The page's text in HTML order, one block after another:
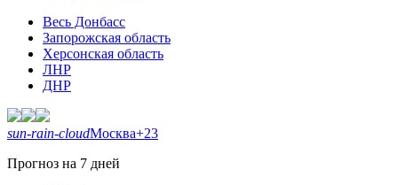
Весь Донбасс
Запорожская область
Херсонская область
ЛНР
ДНР
sun-rain-cloudМосква+23
Прогноз на 7 дней